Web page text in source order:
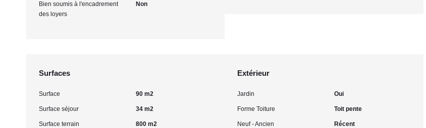
Bien soumis à l'encadrement
des loyers
Non
Surfaces
Surface 90 m2
Surface séjour 34 m2
Surface terrain 800 m2
Extérieur
Jardin Oui
Forme Toiture Toit pente
Neuf - Ancien Récent